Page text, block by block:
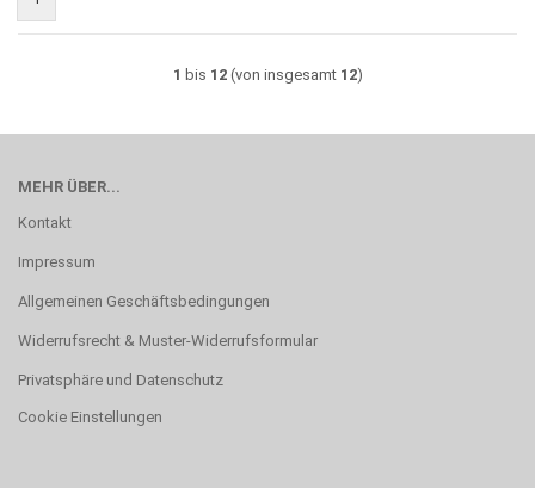
1 bis 12(von insgesamt 12)
MEHR ÜBER...
Kontakt
Impressum
Allgemeinen Geschäftsbedingungen
Widerrufsrecht & Muster-Widerrufsformular
Privatsphäre und Datenschutz
Cookie Einstellungen